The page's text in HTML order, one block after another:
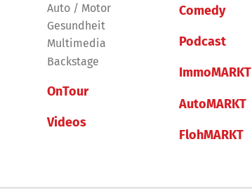
Auto / Motor
Gesundheit
Multimedia
Backstage
OnTour
Videos
Comedy
Podcast
ImmoMARKT
AutoMARKT
FlohMARKT